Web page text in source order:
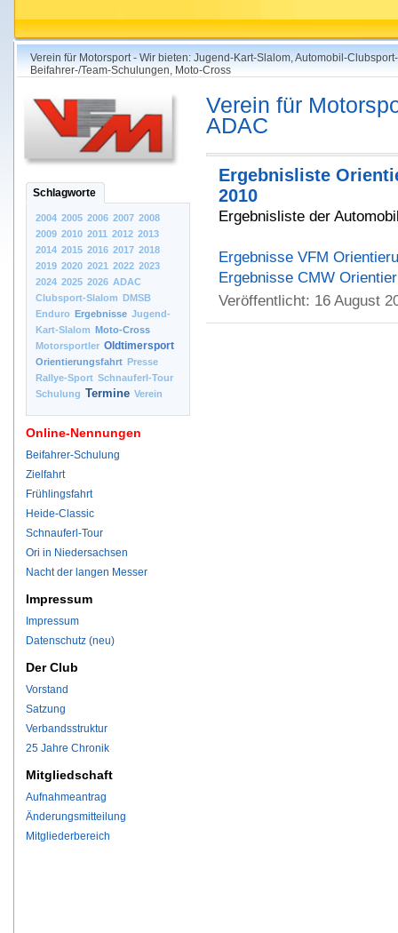
Verein für Motorsport - Wir bieten: Jugend-Kart-Slalom, Automobil-
Beifahrer-/Team-Schulungen, Moto-Cross
Schlagworte
2004 2005 2006 2007 2008
2009 2010 2011 2012 2013
2014 2015 2016 2017 2018
2019 2020 2021 2022 2023
2024 2025 2026 ADAC
Clubsport-Slalom DMSB
Enduro Ergebnisse Jugend-
Kart-Slalom Moto-Cross
Motorsportler Oldtimersport
Orientierungsfahrt Presse
Rallye-Sport Schnauferl-Tour
Schulung Termine Verein
Online-Nennungen
Beifahrer-Schulung
Zielfahrt
Frühlingsfahrt
Heide-Classic
Schnauferl-Tour
Ori in Niedersachsen
Nacht der langen Messer
Impressum
Impressum
Datenschutz (neu)
Der Club
Vorstand
Satzung
Verbandsstruktur
25 Jahre Chronik
Mitgliedschaft
Aufnahmeantrag
Änderungsmitteilung
Mitgliederbereich
Verein für
ADAC
Ergebnisliste
2010
Ergebnisliste der
Ergebnisse VFM
Ergebnisse CMW
Veröffentlicht: 16 August